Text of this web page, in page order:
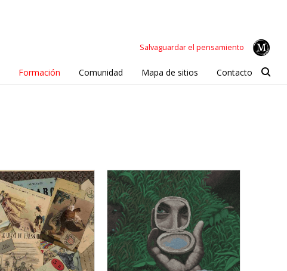
Salvaguardar el pensamiento
Formación Comunidad Mapa de sitios Contacto